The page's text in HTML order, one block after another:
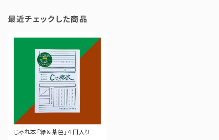
最近チェックした商品
じゃれ本「緑＆茶色」４冊入り